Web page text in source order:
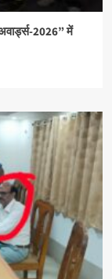
2026” में